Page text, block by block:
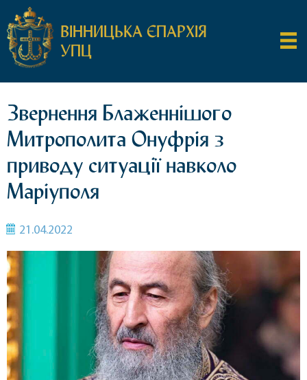
ВІННИЦЬКА ЄПАРХІЯ
УПЦ
Звернення Блаженнішого
Митрополита Онуфрія з
приводу ситуації навколо
Маріуполя
21.04.2022